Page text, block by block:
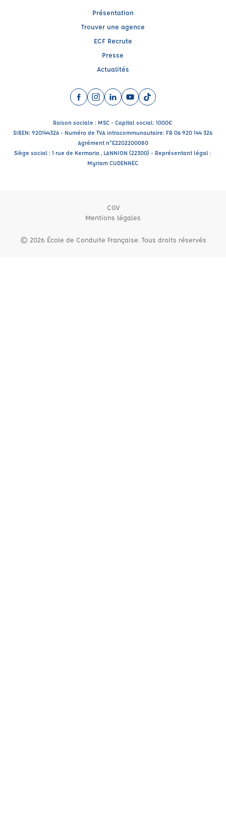
Présentation
Trouver une agence
ECF Recrute
Presse
Actualités
Facebook (nouvelle fenêtre)
Instagram (nouvelle fenêtre)
LinkedIn (nouvelle fenêtre)
YouTube (nouvelle fenêtre)
TikTok (nouvelle
Raison sociale : MSC - Capital social: 1000€
SIREN: 920144326 - Numéro de TVA intracommunautaire: FR 06 920 144 326
Agrément n°E2202200080
Siège social : 1 rue de Kermaria , LANNION (22300) - Représentant légal :
Myriam CUDENNEC
CGV
Mentions légales
© 2026 École de Conduite Française. Tous droits réservés